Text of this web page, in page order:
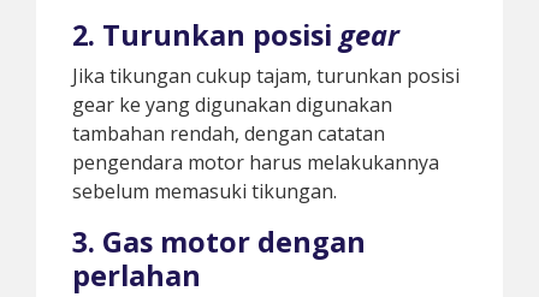
2. Turunkan posisigear
Jika tikungan cukup tajam, turunkan posisi
gear ke yang digunakan digunakan
tambahan rendah, dengan catatan
pengendara motor harus melakukannya
sebelum memasuki tikungan.
3. Gas motor dengan
perlahan